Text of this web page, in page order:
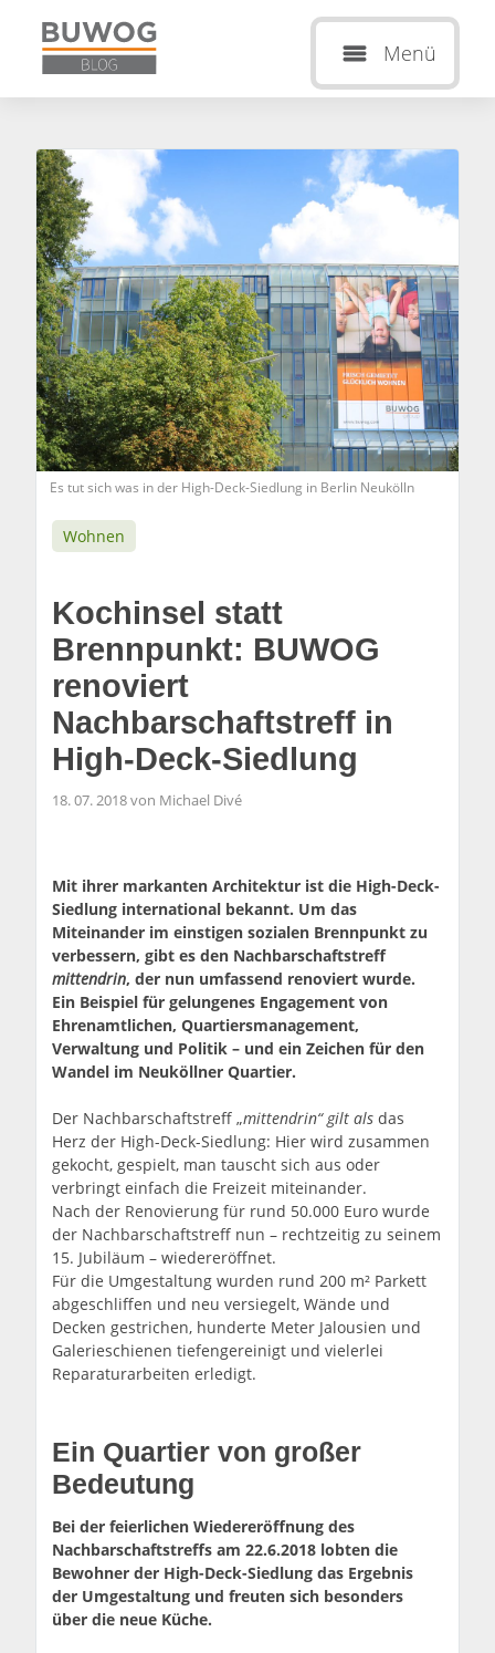
Menü
Es tut sich was in der High-Deck-Siedlung in Berlin Neukölln
Wohnen
Kochinsel statt
Brennpunkt: BUWOG
renoviert
Nachbarschaftstreff in
High-Deck-Siedlung
18. 07. 2018 von Michael Divé
Mit ihrer markanten Architektur ist die High-Deck-
Siedlung international bekannt. Um das
Miteinander im einstigen sozialen Brennpunkt zu
verbessern, gibt es den Nachbarschaftstreff
mittendrin, der nun umfassend renoviert wurde.
Ein Beispiel für gelungenes Engagement von
Ehrenamtlichen, Quartiersmanagement,
Verwaltung und Politik – und ein Zeichen für den
Wandel im Neuköllner Quartier.
Der Nachbarschaftstreff „mittendrin“ gilt alsdas
Herz der High-Deck-Siedlung: Hier wird zusammen
gekocht, gespielt, man tauscht sich aus oder
verbringt einfach die Freizeit miteinander.
Nach der Renovierung für rund 50.000 Euro wurde
der Nachbarschaftstreff nun – rechtzeitig zu seinem
15. Jubiläum – wiedereröffnet.
Für die Umgestaltung wurden rund 200 m² Parkett
abgeschliffen und neu versiegelt, Wände und
Decken gestrichen, hunderte Meter Jalousien und
Galerieschienen tiefengereinigt und vielerlei
Reparaturarbeiten erledigt.
Ein Quartier von großer
Bedeutung
Bei der feierlichen Wiedereröffnung des
Nachbarschaftstreffs am 22.6.2018 lobten die
Bewohner der High-Deck-Siedlung das Ergebnis
der Umgestaltung und freuten sich besonders
über die neue Küche.